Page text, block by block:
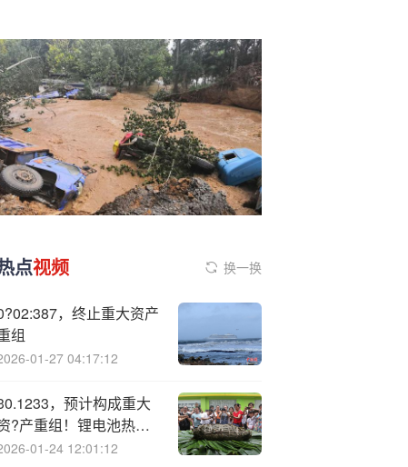
点视频 换一换
，终止重大资产
组
01-27 04:17:12
，预计构成重大
?产重组！锂电池热门
跌停，机构龙虎榜大幅
01-24 12:01:12